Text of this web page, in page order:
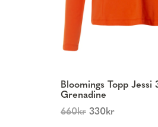
Bloomings Topp Jessi
Grenadine
660kr 330kr